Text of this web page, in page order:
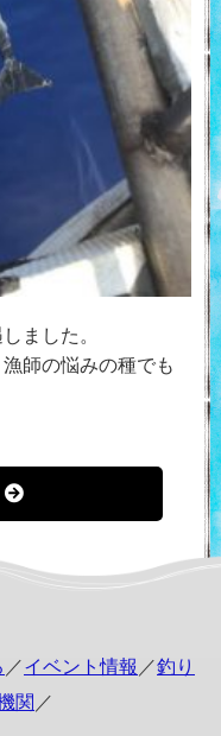
ました。
師の悩みの種でも
／イベント情報 ／釣り
関 ／